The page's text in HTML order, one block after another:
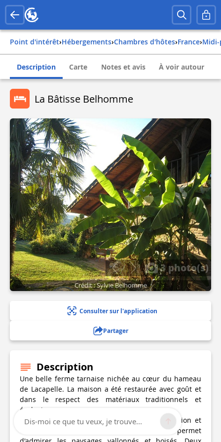
Point d'intérêt› Hébergements› Chambres d'hôtes› france›
Description Carte Notes et avis À voir autour
La Bâtisse Belhomme
3 photo(s)
Crédit : Sylvie Belhomme
Consulter sur l'application
Partager
Description
Une belle ferme tarnaise nichée au cœur du hameau
de Lacapelle. La maison a été restaurée avec goût et
dans le respect des matériaux traditionnels et
écologiques.
L'intérieur offre de belles surprises de décoration et
d'ambiance. Une vaste terrasse couverte permet
Dis-moi ce que tu veux, je trouve...